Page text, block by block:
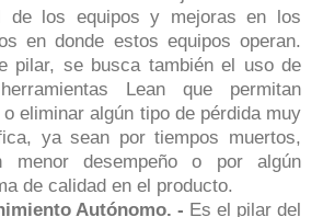
de los equipos y mejoras en los
en donde estos equipos operan.
pilar, se busca también el uso de
Lean que permitan
eliminar algún tipo de pérdida muy
ya sean por tiempos muertos,
menor desempeño o por algún
de calidad en el producto.
Autónomo. - Es el pilar del